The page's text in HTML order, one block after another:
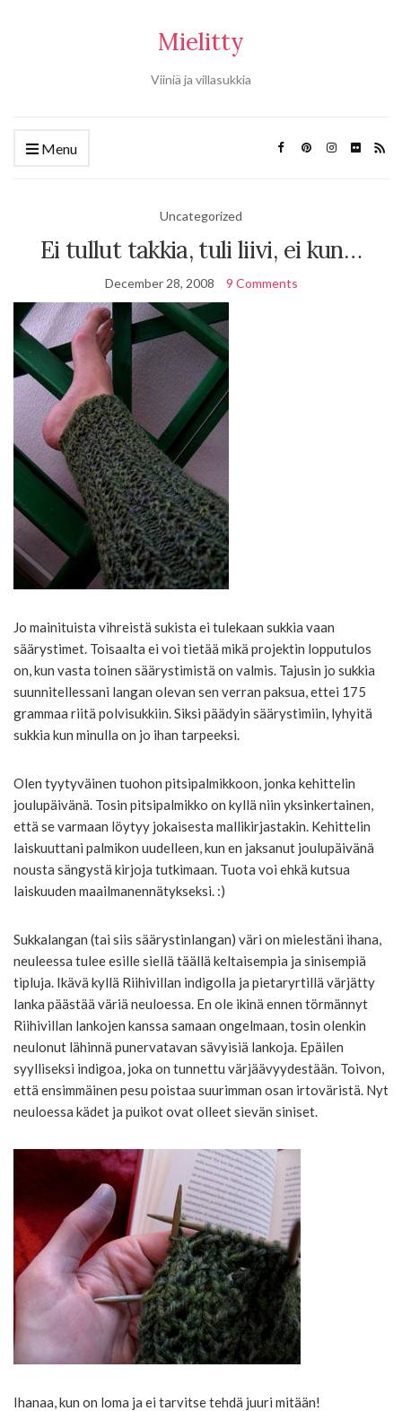
Mielitty
Viiniä ja villasukkia
Menu
Uncategorized
Ei tullut takkia, tuli liivi, ei kun…
December 28, 2008 9 Comments
Jo mainituista vihreistä sukista ei tulekaan sukkia vaan
säärystimet. Toisaalta ei voi tietää mikä projektin lopputulos
on, kun vasta toinen säärystimistä on valmis. Tajusin jo sukkia
suunnitellessani langan olevan sen verran paksua, ettei 175
grammaa riitä polvisukkiin. Siksi päädyin säärystimiin, lyhyitä
sukkia kun minulla on jo ihan tarpeeksi.
Olen tyytyväinen tuohon pitsipalmikkoon, jonka kehittelin
joulupäivänä. Tosin pitsipalmikko on kyllä niin yksinkertainen,
että se varmaan löytyy jokaisesta mallikirjastakin. Kehittelin
laiskuuttani palmikon uudelleen, kun en jaksanut joulupäivänä
nousta sängystä kirjoja tutkimaan. Tuota voi ehkä kutsua
laiskuuden maailmanennätykseksi. :)
Sukkalangan (tai siis säärystinlangan) väri on mielestäni ihana,
neuleessa tulee esille siellä täällä keltaisempia ja sinisempiä
tipluja. Ikävä kyllä Riihivillan indigolla ja pietaryrtillä värjätty
lanka päästää väriä neuloessa. En ole ikinä ennen törmännyt
Riihivillan lankojen kanssa samaan ongelmaan, tosin olenkin
neulonut lähinnä punervatavan sävyisiä lankoja. Epäilen
syylliseksi indigoa, joka on tunnettu värjäävyydestään. Toivon,
että ensimmäinen pesu poistaa suurimman osan irtoväristä. Nyt
neuloessa kädet ja puikot ovat olleet sievän siniset.
Ihanaa, kun on loma ja ei tarvitse tehdä juuri mitään!